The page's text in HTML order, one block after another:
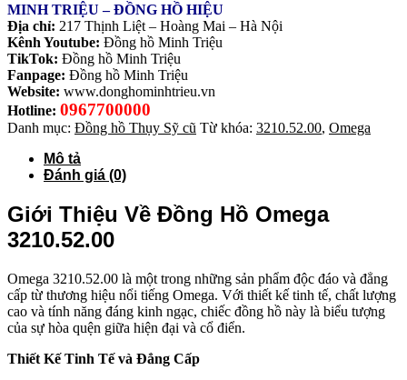
MINH TRIỆU – ĐỒNG HỒ HIỆU
Địa chỉ: 217 Thịnh Liệt – Hoàng Mai – Hà Nội
Kênh Youtube: Đồng hồ Minh Triệu
TikTok: Đồng hồ Minh Triệu
Fanpage: Đồng hồ Minh Triệu
Website: www.donghominhtrieu.vn
Hotline: 0967700000
Danh mục: Đồng hồ Thụy Sỹ cũ Từ khóa: 3210.52.00, Omega
Mô tả
Đánh giá (0)
Giới Thiệu Về Đồng Hồ Omega
3210.52.00
Omega 3210.52.00 là một trong những sản phẩm độc đáo và đẳng
cấp từ thương hiệu nổi tiếng Omega. Với thiết kế tinh tế, chất lượng
cao và tính năng đáng kinh ngạc, chiếc đồng hồ này là biểu tượng
của sự hòa quện giữa hiện đại và cổ điển.
Thiết Kế Tinh Tế và Đẳng Cấp